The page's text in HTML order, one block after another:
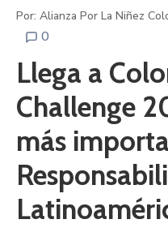
Por: Alianza Por La Niñez
0
Llega a
Challenge
más